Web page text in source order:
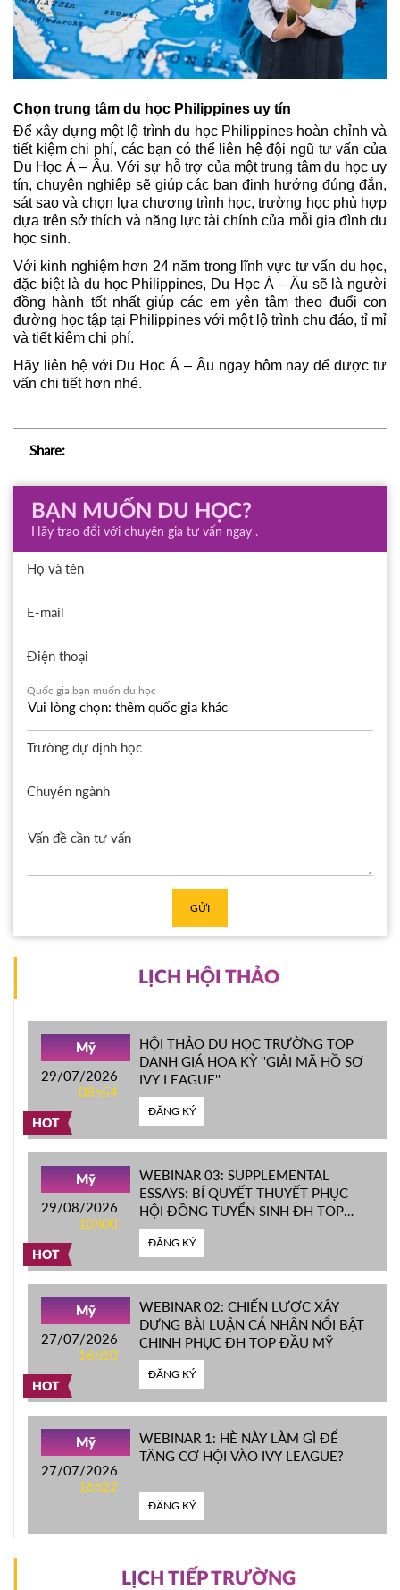
Chọn trung tâm du học Philippines uy tín
Để xây dựng một lộ trình du học Philippines hoàn chỉnh và
tiết kiệm chi phí, các bạn có thể liên hệ đội ngũ tư vấn của
Du Học Á – Âu. Với sự hỗ trợ của một trung tâm du học uy
tín, chuyên nghiệp sẽ giúp các bạn định hướng đúng đắn,
sát sao và chọn lựa chương trình học, trường học phù hợp
dựa trên sở thích và năng lực tài chính của mỗi gia đình du
học sinh.
Với kinh nghiệm hơn 24 năm trong lĩnh vực tư vấn du học,
đặc biệt là du học Philippines, Du Học Á – Âu sẽ là người
đồng hành tốt nhất giúp các em yên tâm theo đuổi con
đường học tập tại Philippines với một lộ trình chu đáo, tỉ mỉ
và tiết kiệm chi phí.
Hãy liên hệ với Du Học Á – Âu ngay hôm nay để được tư
vấn chi tiết hơn nhé.
Share:
BẠN MUỐN DU HỌC?
Hãy trao đổi với chuyên gia tư vấn ngay .
Họ và tên
E-mail
Điện thoại
Quốc gia bạn muốn du học
Trường dự định học
Chuyên ngành
GỬI
LỊCH HỘI THẢO
HOT
Mỹ
29/07/2026
08h54
HỘI THẢO DU HỌC TRƯỜNG TOP
DANH GIÁ HOA KỲ ''GIẢI MÃ HỒ SƠ
IVY LEAGUE''
ĐĂNG KÝ
HOT
Mỹ
29/08/2026
10h00
WEBINAR 03: SUPPLEMENTAL
ESSAYS: BÍ QUYẾT THUYẾT PHỤC
HỘI ĐỒNG TUYỂN SINH ĐH TOP
ĐẦU MỸ
ĐĂNG KÝ
HOT
Mỹ
27/07/2026
16h10
WEBINAR 02: CHIẾN LƯỢC XÂY
DỰNG BÀI LUẬN CÁ NHÂN NỔI BẬT
CHINH PHỤC ĐH TOP ĐẦU MỸ
ĐĂNG KÝ
Mỹ
27/07/2026
16h22
WEBINAR 1: HÈ NÀY LÀM GÌ ĐỂ
TĂNG CƠ HỘI VÀO IVY LEAGUE?
ĐĂNG KÝ
LỊCH TIẾP TRƯỜNG